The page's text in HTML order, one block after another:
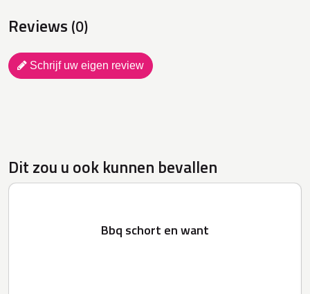
Reviews (0)
Schrijf uw eigen review
Dit zou u ook kunnen bevallen
Bbq schort en want